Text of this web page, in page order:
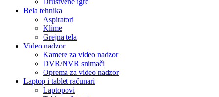
Bela tehnika
Aspiratori
Klime
Grejna tela
Video nadzor
Kamere za video nadzor
DVR/NVR snimači
Oprema za video nadzor
Laptop i tablet računari
Laptopovi